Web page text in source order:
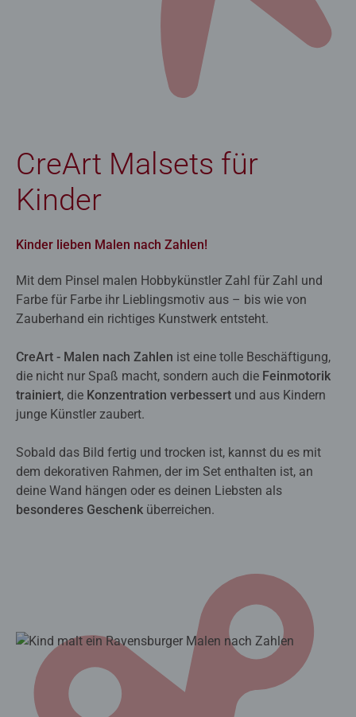
CreArt Malsets für
Kinder
Kinder lieben Malen nach Zahlen!
Mit dem Pinsel malen Hobbykünstler Zahl für Zahl und
Farbe für Farbe ihr Lieblingsmotiv aus – bis wie von
Zauberhand ein richtiges Kunstwerk entsteht.
CreArt - Malen nach Zahlen ist eine tolle Beschäftigung,
die nicht nur Spaß macht, sondern auch die Feinmotorik
trainiert, die Konzentration verbessert und aus Kindern
junge Künstler zaubert.
Sobald das Bild fertig und trocken ist, kannst du es mit
dem dekorativen Rahmen, der im Set enthalten ist, an
deine Wand hängen oder es deinen Liebsten als
besonderes Geschenk überreichen.